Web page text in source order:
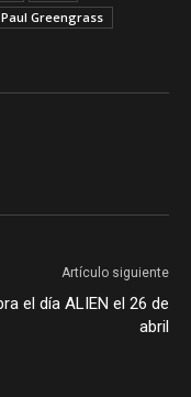
Paul Greengrass
Artículo siguiente
el día ALIEN el 26 de
abril